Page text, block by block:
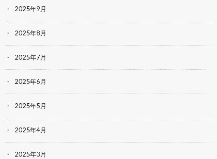
2025年9月
2025年8月
2025年7月
2025年6月
2025年5月
2025年4月
2025年3月